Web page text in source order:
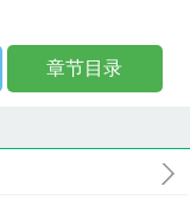
章节目录